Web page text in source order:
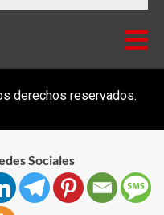
derechos reservados.
Sociales